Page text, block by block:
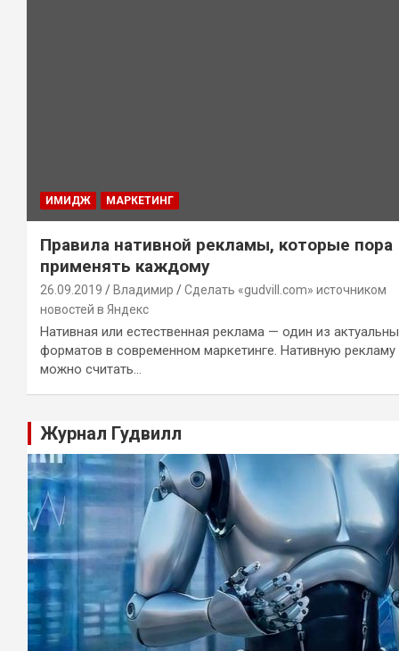
ИМИДЖ МАРКЕТИНГ
Правила нативной рекламы, которые пора
применять каждому
26.09.2019 Владимир
Сделать «gudvill.com» источником
новостей в Яндекс
Нативная или естественная реклама — один из
форматов в современном маркетинге. Нативную рекламу
можно считать…
Журнал Гудвилл